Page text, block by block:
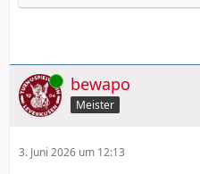
Online bewapo
Meister
3. Juni 2026 um 12:13